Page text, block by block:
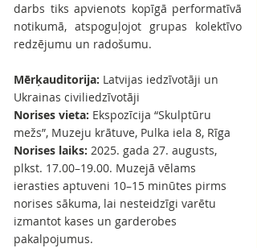
darbs tiks apvienots kopīgā performatīvā
notikumā, atspoguļojot grupas kolektīvo
redzējumu un radošumu.
Mērķauditorija: Latvijas iedzīvotāji un
Ukrainas civiliedzīvotāji
Norises vieta: Ekspozīcija “Skulptūru
mežs”, Muzeju krātuve, Pulka iela 8, Rīga
Norises laiks: 2025. gada 27. augusts,
plkst. 17.00–19.00. Muzejā vēlams
ierasties aptuveni 10–15 minūtes pirms
norises sākuma, lai nesteidzīgi varētu
izmantot kases un garderobes
pakalpojumus.